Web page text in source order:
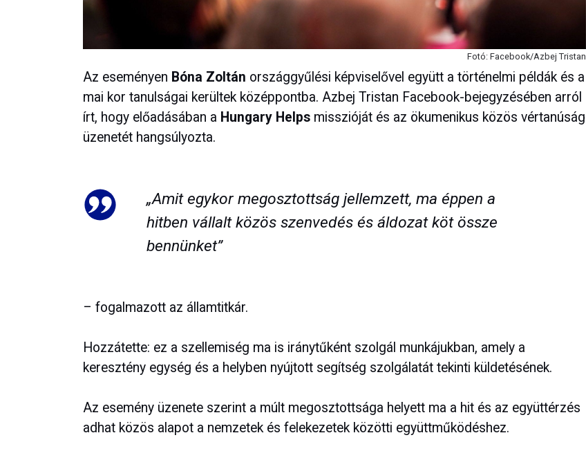
Fotó: Facebook/Azbej Tristan
Az eseményen Bóna Zoltán országgyűlési képviselővel együtt a történelmi példák és a
mai kor tanulságai kerültek középpontba. Azbej Tristan Facebook-bejegyzésében arról
írt, hogy előadásában a Hungary Helps misszióját és az ökumenikus közös vértanúság
üzenetét hangsúlyozta.
„Amit egykor megosztottság jellemzett, ma éppen a
hitben vállalt közös szenvedés és áldozat köt össze
bennünket”
– fogalmazott az államtitkár.
Hozzátette: ez a szellemiség ma is iránytűként szolgál munkájukban, amely a
keresztény egység és a helyben nyújtott segítség szolgálatát tekinti küldetésének.
Az esemény üzenete szerint a múlt megosztottsága helyett ma a hit és az együttérzés
adhat közös alapot a nemzetek és felekezetek közötti együttműködéshez.